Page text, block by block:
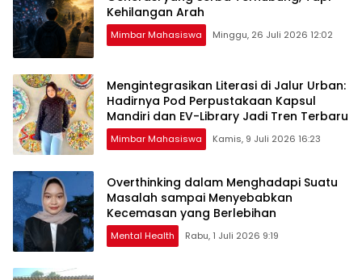
Kehilangan Arah
Mimbar Mahasiswa Minggu, 26 Juli 2026 12:02
Mengintegrasikan Literasi di Jalur Urban:
Hadirnya Pod Perpustakaan Kapsul
Mandiri dan EV-Library Jadi Tren Terbaru
Mimbar Mahasiswa Kamis, 9 Juli 2026 16:23
Overthinking dalam Menghadapi Suatu
Masalah sampai Menyebabkan
Kecemasan yang Berlebihan
Mental Health Rabu, 1 Juli 2026 9:19